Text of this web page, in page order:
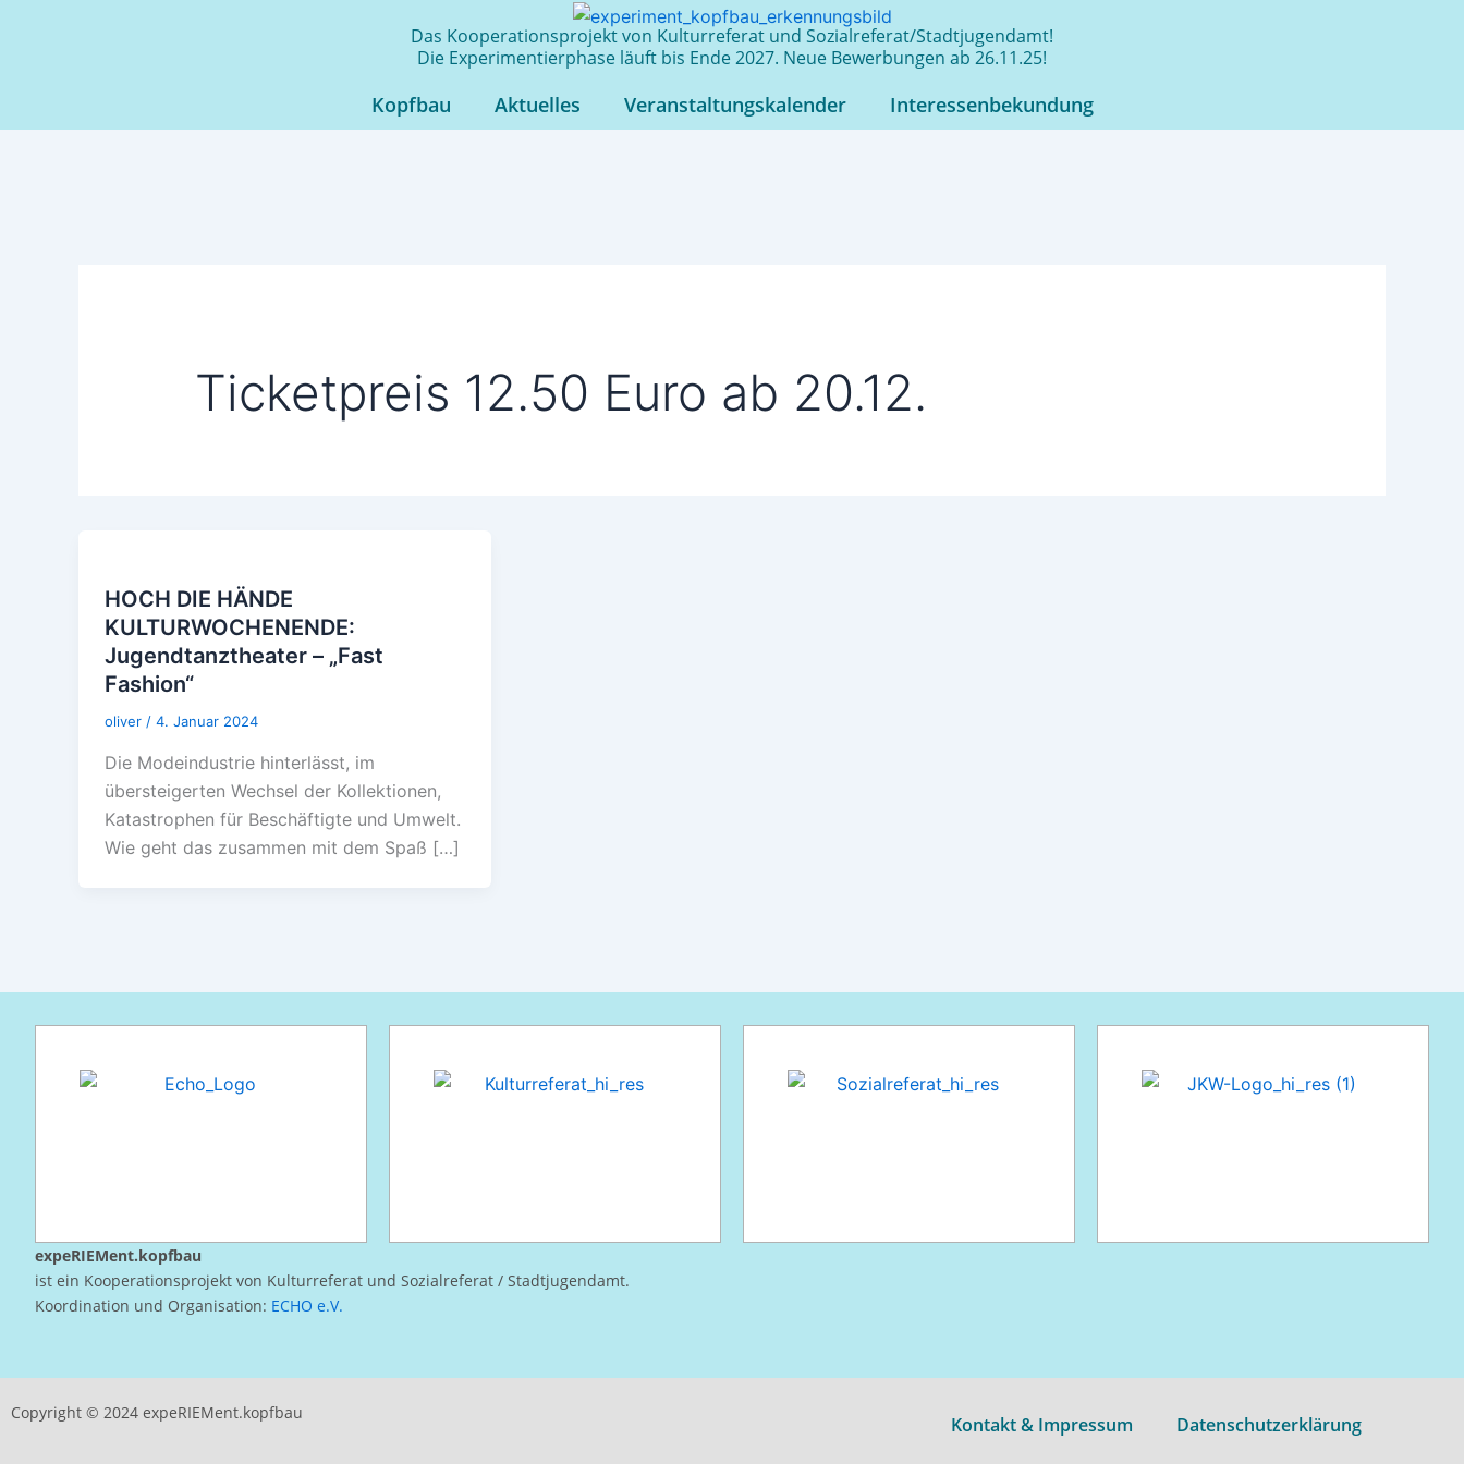
Das Kooperationsprojekt von Kulturreferat und Sozialreferat/Stadtjugendamt!
Die Experimentierphase läuft bis Ende 2027. Neue Bewerbungen ab 26.11.25!
Kopfbau Aktuelles Veranstaltungskalender Interessenbekundung
Ticketpreis 12.50 Euro ab 20.12.
HOCH DIE HÄNDE
KULTURWOCHENENDE:
Jugendtanztheater – „Fast
Fashion“
oliver / 4. Januar 2024
Die Modeindustrie hinterlässt, im
übersteigerten Wechsel der Kollektionen,
Katastrophen für Beschäftigte und Umwelt.
Wie geht das zusammen mit dem Spaß […]
expeRIEMent.kopfbau
ist ein Kooperationsprojekt von Kulturreferat und Sozialreferat / Stadtjugendamt.
Koordination und Organisation: ECHO e.V.
Copyright © 2024 expeRIEMent.kopfbau
Kontakt & Impressum Datenschutzerklärung